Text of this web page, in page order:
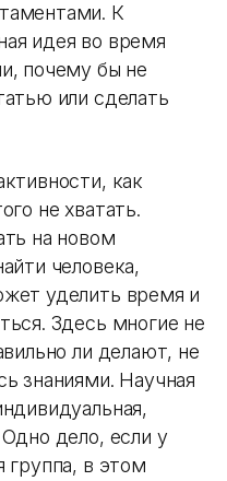
К
идея во время
почему бы не
или сделать
как
не хватать.
на новом
человека,
уделить время и
Здесь многие не
ли делают, не
знаниями. Научная
дело, если у
группа, в этом